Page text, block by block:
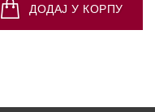
ДОДАЈ У КОРПУ